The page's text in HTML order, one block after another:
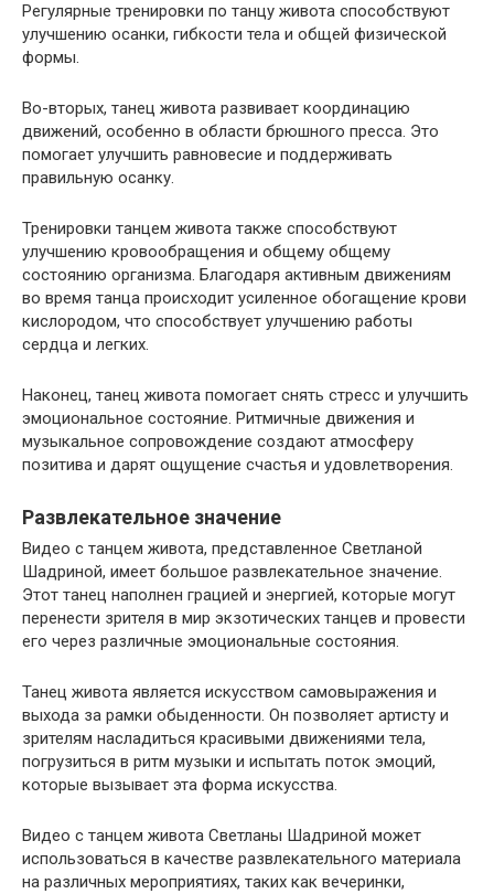
Регулярные тренировки по танцу живота способствуют
улучшению осанки, гибкости тела и общей физической
формы.
Во-вторых, танец живота развивает координацию
движений, особенно в области брюшного пресса. Это
помогает улучшить равновесие и поддерживать
правильную осанку.
Тренировки танцем живота также способствуют
улучшению кровообращения и общему общему
состоянию организма. Благодаря активным движениям
во время танца происходит усиленное обогащение крови
кислородом, что способствует улучшению работы
сердца и легких.
Наконец, танец живота помогает снять стресс и улучшить
эмоциональное состояние. Ритмичные движения и
музыкальное сопровождение создают атмосферу
позитива и дарят ощущение счастья и удовлетворения.
Развлекательное значение
Видео с танцем живота, представленное Светланой
Шадриной, имеет большое развлекательное значение.
Этот танец наполнен грацией и энергией, которые могут
перенести зрителя в мир экзотических танцев и провести
его через различные эмоциональные состояния.
Танец живота является искусством самовыражения и
выхода за рамки обыденности. Он позволяет артисту и
зрителям насладиться красивыми движениями тела,
погрузиться в ритм музыки и испытать поток эмоций,
которые вызывает эта форма искусства.
Видео с танцем живота Светланы Шадриной может
использоваться в качестве развлекательного материала
на различных мероприятиях, таких как вечеринки,